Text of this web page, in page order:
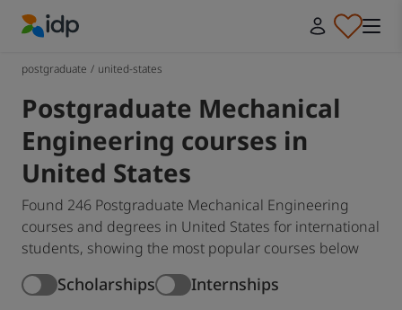
postgraduate / united-states
Postgraduate Mechanical
Engineering courses in
United States
Found 246 Postgraduate Mechanical Engineering
courses and degrees in United States for international
students, showing the most popular courses below
Scholarships Internships